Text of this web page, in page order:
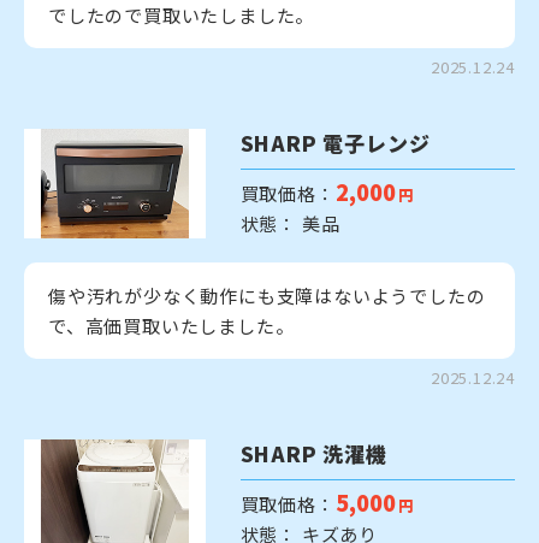
でしたので買取いたしました。
2025.12.24
SHARP 電子レンジ
買取価格： 2,000 円
状態： 美品
傷や汚れが少なく動作にも支障はないようでしたの
で、高価買取いたしました。
2025.12.24
SHARP 洗濯機
買取価格： 5,000 円
状態： キズあり